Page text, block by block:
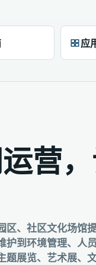
应
营
区、社区文化场馆
到环境管理、人
题展览、艺术展、